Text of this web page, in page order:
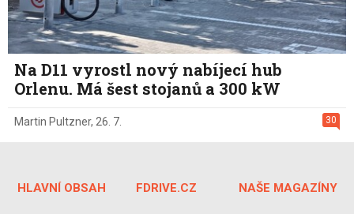
Na D11 vyrostl nový nabíjecí hub
Orlenu. Má šest stojanů a 300 kW
30
Martin Pultzner, 26. 7.
HLAVNÍ OBSAH FDRIVE.CZ NAŠE MAGAZÍNY